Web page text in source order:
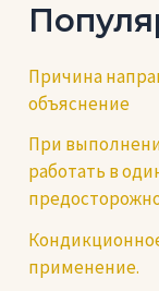
Причина
объяснение
При
работать в
применение.